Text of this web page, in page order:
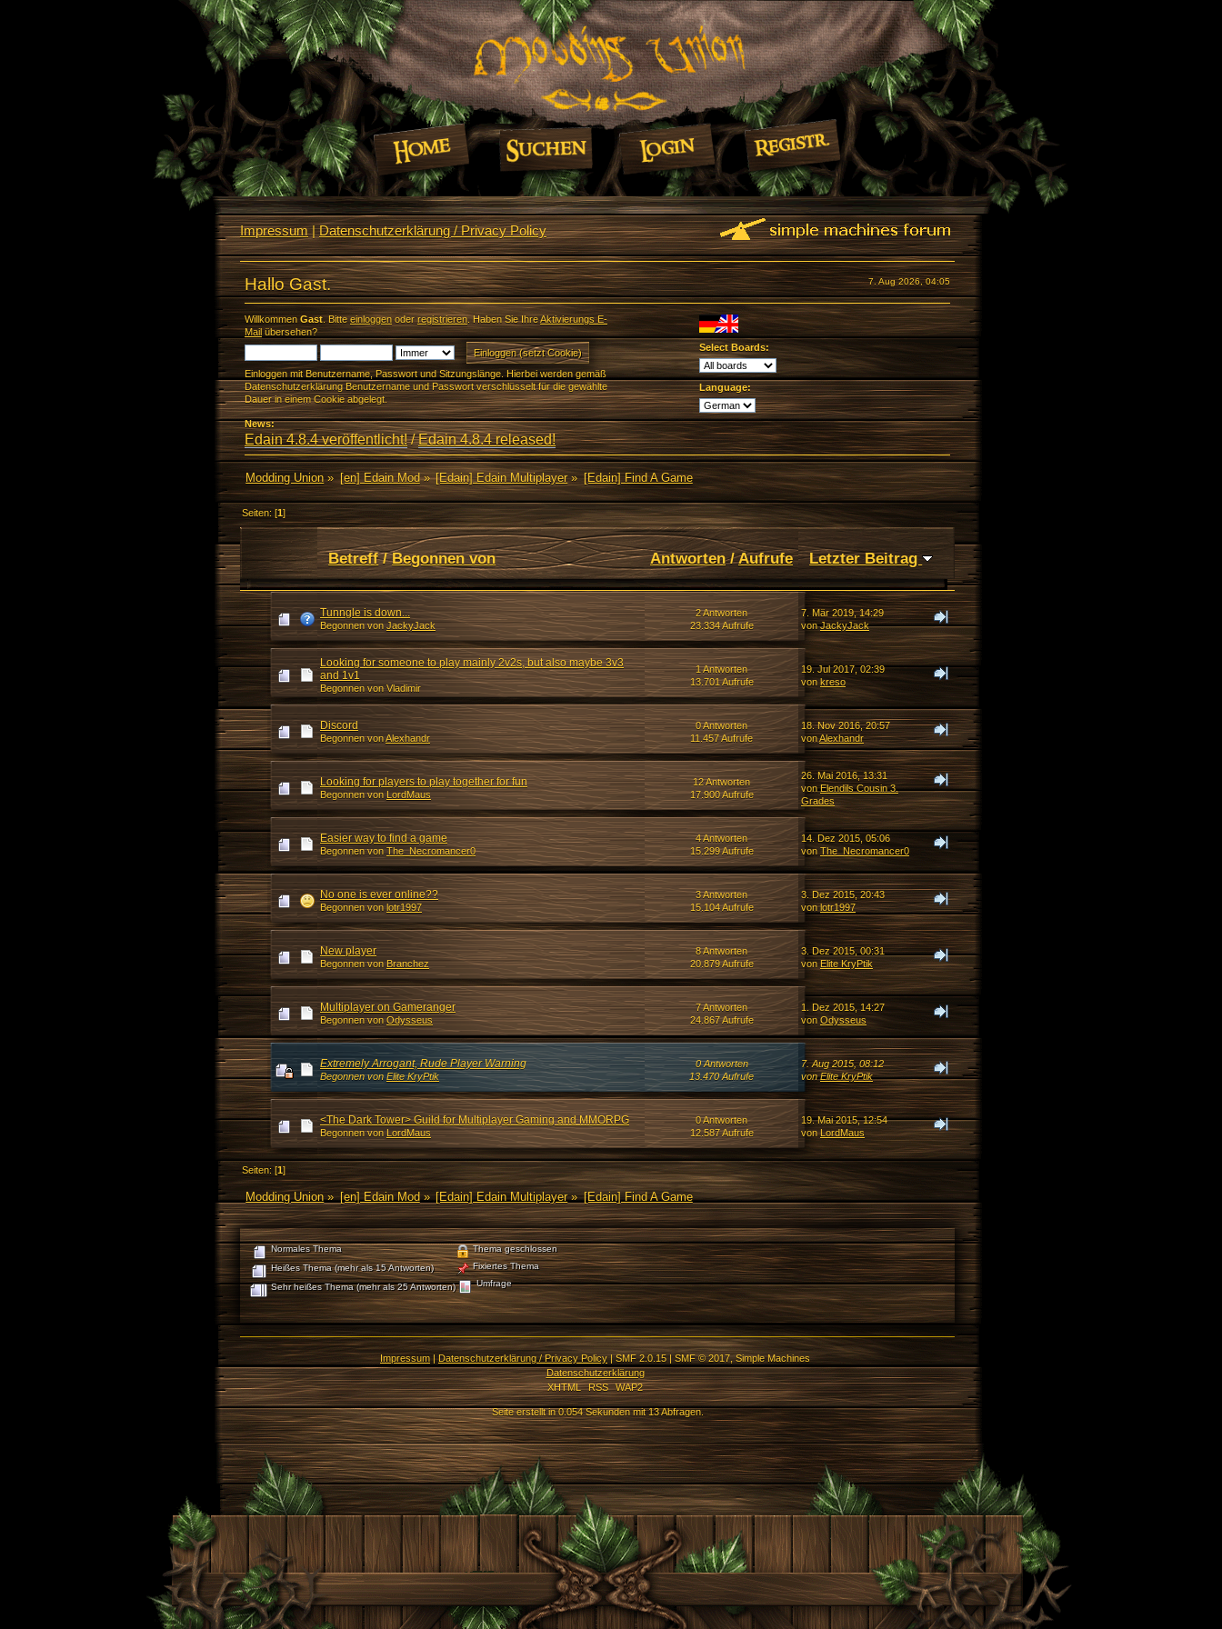
Impressum|Datenschutzerklärung / Privacy Policy
7. Aug 2026, 04:05
Hallo Gast.
Willkommen Gast. Bitte einloggenoderregistrieren. Haben Sie IhreAktivierungs E-
Mailübersehen?
Einloggen mit Benutzername, Passwort und Sitzungslänge. Hierbei werden gemäß
Datenschutzerklärung Benutzername und Passwort verschlüsselt für die gewählte
Dauer in einem Cookie abgelegt.
Select Boards:
Language:
News:
Edain 4.8.4 veröffentlicht!/Edain 4.8.4 released!
Modding Union» [en] Edain Mod» [Edain] Edain Multiplayer» [Edain] Find A Game
Seiten: [1]
Betreff/Begonnen von Antworten/Aufrufe Letzter Beitrag
Tunngle is down...
Begonnen von JackyJack
2 Antworten
23.334 Aufrufe
7. Mär 2019, 14:29
vonJackyJack
Looking for someone to play mainly 2v2s, but also maybe 3v3
and 1v1
Begonnen von Vladimir
1 Antworten
13.701 Aufrufe
19. Jul 2017, 02:39
vonkreso
Discord
Begonnen vonAlexhandr
0 Antworten
11.457 Aufrufe
18. Nov 2016, 20:57
vonAlexhandr
Looking for players to play together for fun
Begonnen von LordMaus
12 Antworten
17.900 Aufrufe
26. Mai 2016, 13:31
vonElendils Cousin 3.
Grades
Easier way to find a game
Begonnen von The_Necromancer0
4 Antworten
15.299 Aufrufe
14. Dez 2015, 05:06
von The_Necromancer0
No one is ever online??
Begonnen von lotr1997
3 Antworten
15.104 Aufrufe
3. Dez 2015, 20:43
vonlotr1997
New player
Begonnen von Branchez
8 Antworten
20.879 Aufrufe
3. Dez 2015, 00:31
vonElite KryPtik
Multiplayer on Gameranger
Begonnen von Odysseus
7 Antworten
24.867 Aufrufe
1. Dez 2015, 14:27
vonOdysseus
Extremely Arrogant, Rude Player Warning
Begonnen von Elite KryPtik
0 Antworten
13.470 Aufrufe
7. Aug 2015, 08:12
vonElite KryPtik
<The Dark Tower> Guild for Multiplayer Gaming and MMORPG
Begonnen von LordMaus
0 Antworten
12.587 Aufrufe
19. Mai 2015, 12:54
vonLordMaus
Seiten: [1]
Modding Union» [en] Edain Mod» [Edain] Edain Multiplayer» [Edain] Find A Game
Normales Thema
Heißes Thema (mehr als 15 Antworten)
Sehr heißes Thema (mehr als 25 Antworten)
Thema geschlossen
Fixiertes Thema
Umfrage
Impressum |Datenschutzerklärung / Privacy Policy|SMF 2.0.15|SMF © 2017,Simple Machines
Datenschutzerklärung
XHTML
RSS WAP2
Seite erstellt in 0.054 Sekunden mit 13 Abfragen.